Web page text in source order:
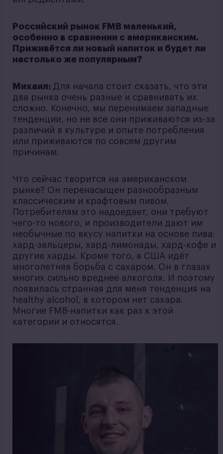
Российский рынок FMB маленький,
особенно в сравнении с американским.
Приживётся ли новый напиток и будет ли
настолько же популярным?
Михаил: Для начала стоит сказать, что эти
два рынка очень разные и сравнивать их
сложно. Конечно, мы перенимаем западные
тенденции, но не все они приживаются из-за
различий в культуре и опыте потребления
или приживаются по совсем другим
причинам.
Что сейчас творится на американском
рынке? Он перенасыщен разнообразным
классическим и крафтовым пивом.
Потребителям это надоедает, они требуют
чего-то нового, и производители дают им
необычные по вкусу напитки на основе пива:
хард-зельцеры, хард-лимонады, хард-кофе и
другие харды. Кроме того, в США идёт
многолетняя борьба с сахаром. Он в глазах
многих сильно вреднее алкоголя. И поэтому
появилась странная для меня тенденция на
healthy alcohol, в котором нет сахара.
Многие FMB-напитки как раз к этой
категории и относятся.